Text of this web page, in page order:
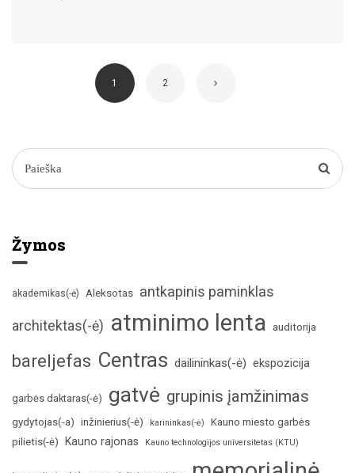
1 2
Žymos
akademikas(-ė) Aleksotas antkapinis paminklas
architektas(-ė) atminimo lenta auditorija
bareljefas Centras dailininkas(-ė) ekspozicija
garbės daktaras(-ė) gatvė grupinis įamžinimas
gydytojas(-a) inžinierius(-ė) karininkas(-ė)
Kauno miesto garbės
pilietis(-ė)
Kauno rajonas Kauno technologijos universitetas (KTU)